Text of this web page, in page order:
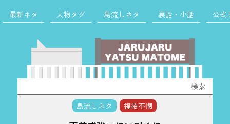
最新ネタ 人物タグ 島流しネタ 裏話・小話 公式
索:
島流しネタ
福徳不憫